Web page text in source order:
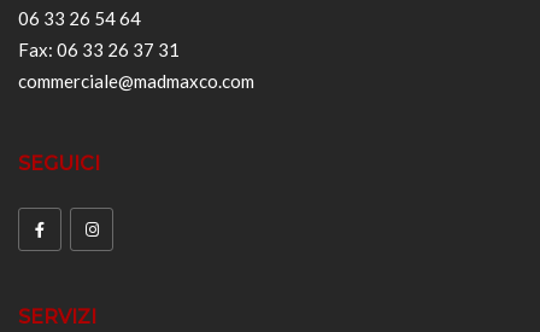
06 33 26 54 64
Fax: 06 33 26 37 31
commerciale@madmaxco.com
SEGUICI
SERVIZI